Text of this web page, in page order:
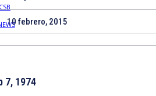
10 febrero, 2015
7, 1974